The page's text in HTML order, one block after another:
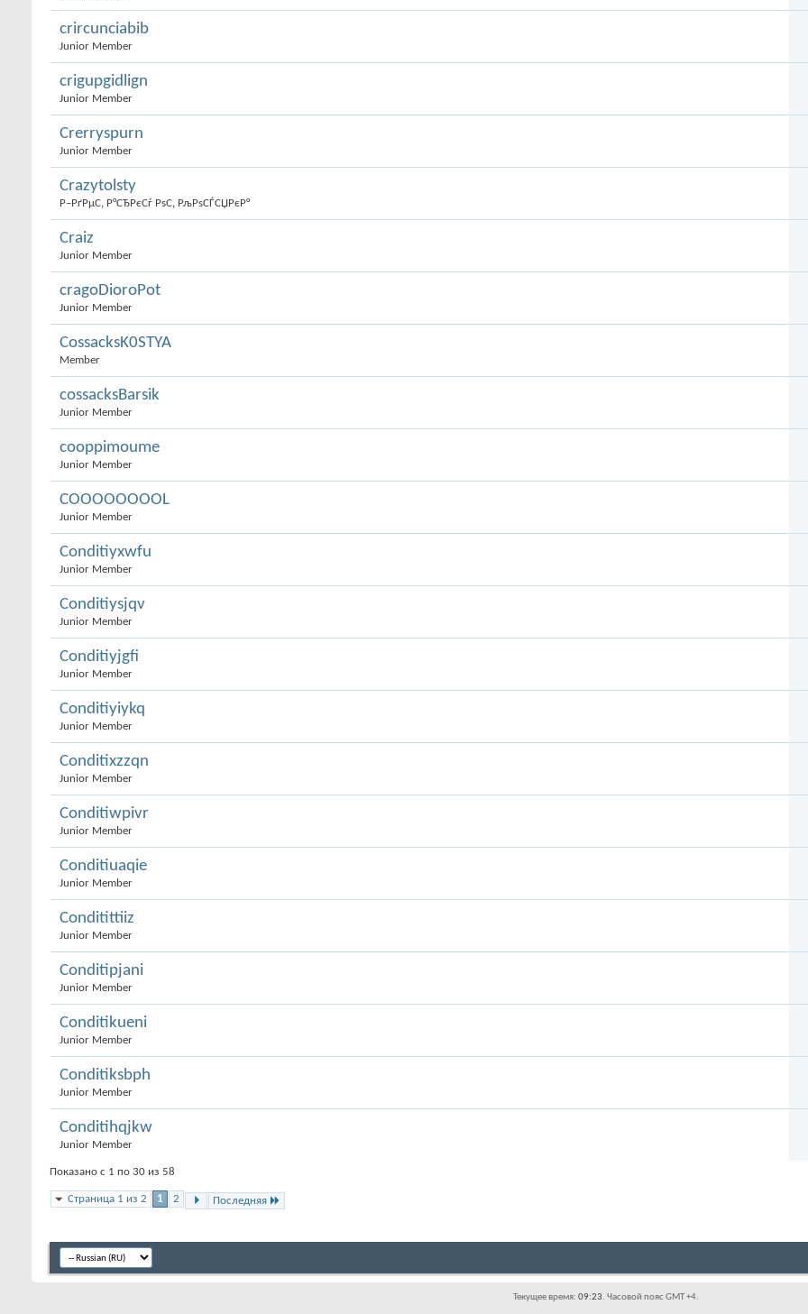
crircunciabib
Junior Member
crigupgidlign
Junior Member
Crerryspurn
Junior Member
Crazytolsty
Р–РґРµС‚ Р°СЂРєСѓ РѕС‚ РљРѕСЃСЏРєР°
Craiz
Junior Member
cragoDioroPot
Junior Member
CossacksK0STYA
Member
cossacksBarsik
Junior Member
cooppimoume
Junior Member
COOOOOOOOL
Junior Member
Conditiyxwfu
Junior Member
Conditiysjqv
Junior Member
Conditiyjgfi
Junior Member
Conditiyiykq
Junior Member
Conditixzzqn
Junior Member
Conditiwpivr
Junior Member
Conditiuaqie
Junior Member
Conditittiiz
Junior Member
Conditipjani
Junior Member
Conditikueni
Junior Member
Conditiksbph
Junior Member
Conditihqjkw
Junior Member
Показано с 1 по 30 из 58
Страница 1 из 2 1 2 Последняя
Текущее время: 09:23. Часовой пояс GMT +4.